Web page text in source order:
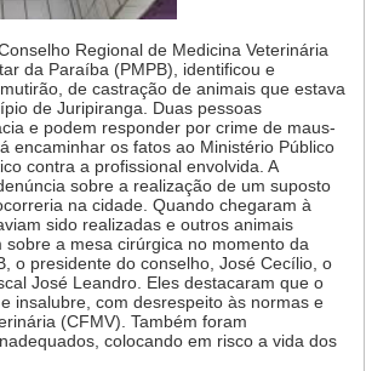
Regional de Medicina Veterinária
da Paraíba (PMPB), identificou e
de castração de animais que estava
de Juripiranga. Duas pessoas
e podem responder por crime de maus-
encaminhar os fatos ao Ministério Público
contra a profissional envolvida. A
sobre a realização de um suposto
na cidade. Quando chegaram à
sido realizadas e outros animais
a mesa cirúrgica no momento da
o presidente do conselho, José Cecílio, o
José Leandro. Eles destacaram que o
insalubre, com desrespeito às normas e
(CFMV). Também foram
colocando em risco a vida dos